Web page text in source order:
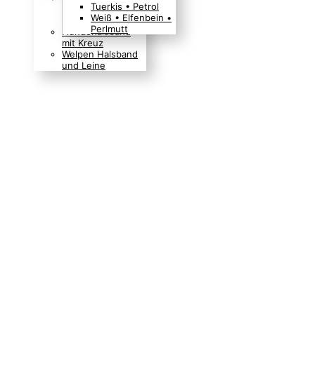
Boho Indianer
Hippie Look
Hundehalsband
mit Kreuz
Welpen Halsband
und Leine
Tuerkis • Petrol
Weiß • Elfenbein •
Perlmutt